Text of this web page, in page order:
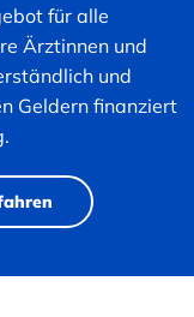
für alle
Ärztinnen und
und
Geldern finanziert